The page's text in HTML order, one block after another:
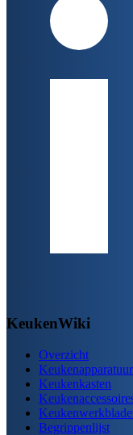
KeukenWiki
Overzicht
Keukenapparatuur
Keukenkasten
Begrippenlijst